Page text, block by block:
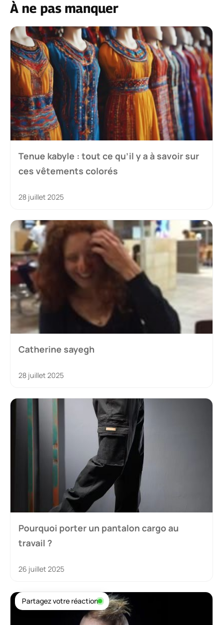
À ne pas manquer
Tenue kabyle : tout ce qu’il y a à savoir sur
ces vêtements colorés
28 juillet 2025
Catherine sayegh
28 juillet 2025
Pourquoi porter un pantalon cargo au
travail ?
26 juillet 2025
Partagez votre réaction